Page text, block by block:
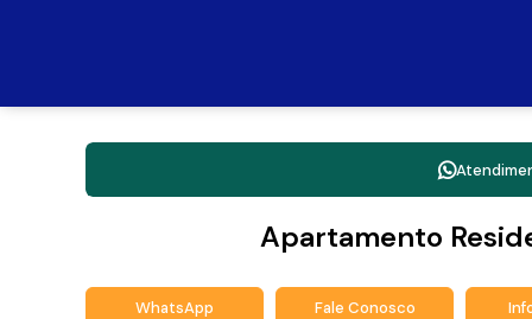
Apartamento
WhatsApp Fale Conosco